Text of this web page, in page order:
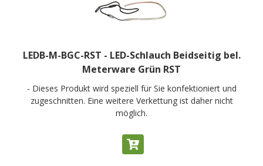
LEDB-M-BGC-RST - LED-Schlauch Beidseitig bel.
Meterware Grün RST
- Dieses Produkt wird speziell für Sie konfektioniert und
zugeschnitten. Eine weitere Verkettung ist daher nicht
möglich.